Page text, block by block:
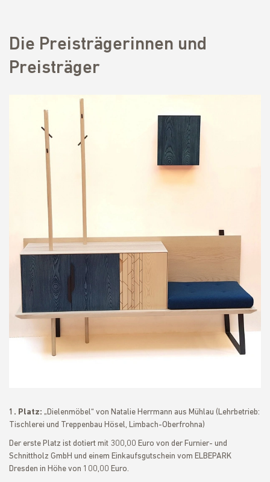
Die Preisträgerinnen und
Preisträger
1. Platz: „Dielenmöbel“ von Natalie Herrmann aus Mühlau (Lehrbetrieb:
Tischlerei und Treppenbau Hösel, Limbach-Oberfrohna)
Der erste Platz ist dotiert mit 300,00 Euro von der Furnier- und
Schnittholz GmbH und einem Einkaufsgutschein vom ELBEPARK
Dresden in Höhe von 100,00 Euro.